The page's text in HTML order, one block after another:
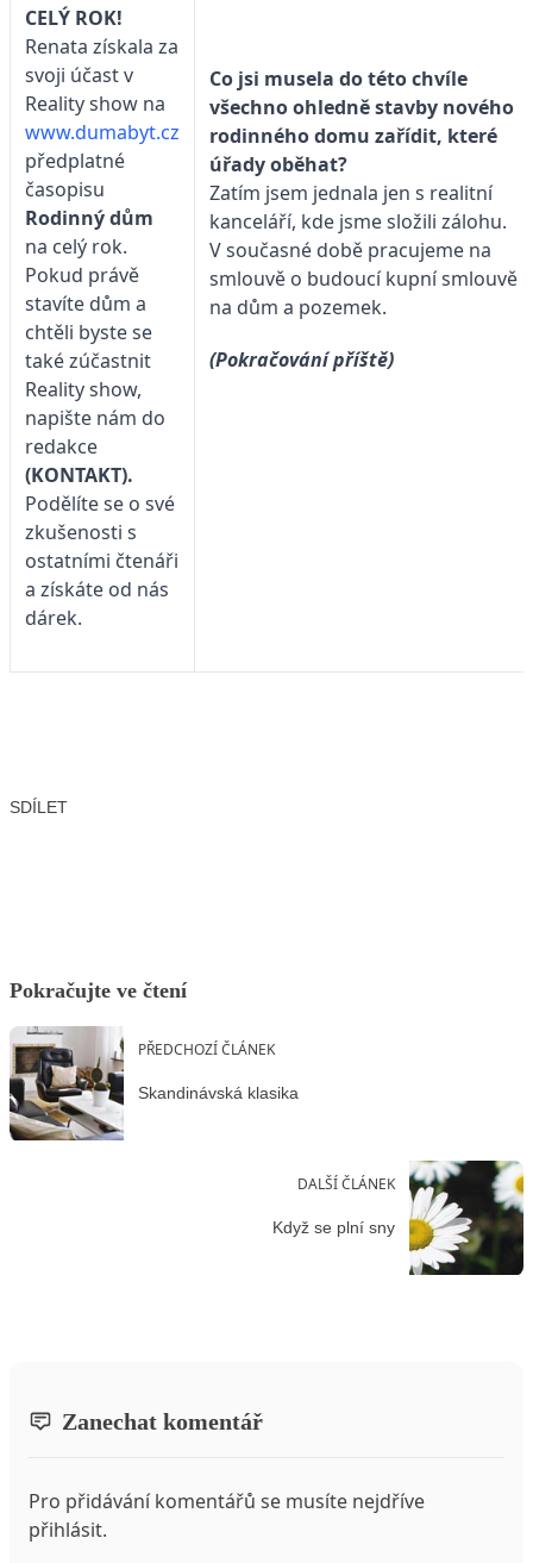
CELÝ ROK!
Renata získala za
svoji účast v
Reality show na
www.dumabyt.cz
předplatné
časopisu
Rodinný dům
na celý rok.
Pokud právě
stavíte dům a
chtěli byste se
také zúčastnit
Reality show,
napište nám do
redakce
(KONTAKT).
Podělíte se o své
zkušenosti s
ostatními čtenáři
a získáte od nás
dárek.
Co jsi musela do této chvíle
všechno ohledně stavby nového
rodinného domu zařídit, které
úřady oběhat?
Zatím jsem jednala jen s realitní
kanceláří, kde jsme složili zálohu.
V současné době pracujeme na
smlouvě o budoucí kupní smlouvě
na dům a pozemek.
(Pokračování příště)
SDÍLET
Pokračujte ve čtení
PŘEDCHOZÍ ČLÁNEK
Skandinávská klasika
DALŠÍ ČLÁNEK
Když se plní sny
Zanechat komentář
Pro přidávání komentářů se musíte nejdříve
přihlásit.